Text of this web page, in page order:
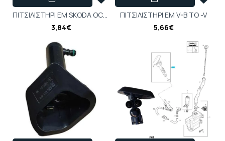
ΠΙΤΣΙΛΙΣΤΗΡΙ ΕΜ SKODA OCTAVIA II-III
3,84€
ΠITΣIΛIΣTHPI EM V-B TO -V
5,66€